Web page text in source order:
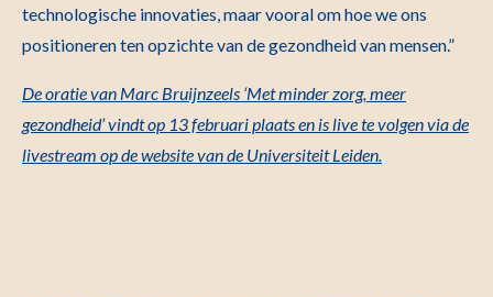
technologische innovaties, maar vooral om hoe we ons
positioneren ten opzichte van de gezondheid van mensen.”
De oratie van Marc Bruijnzeels ‘Met minder zorg, meer
gezondheid’ vindt op 13 februari plaats en is live te volgen via de
livestream op de website van de Universiteit Leiden.